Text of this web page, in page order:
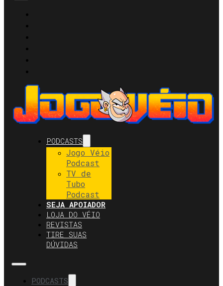
PODCASTS
Jogo Véio
Podcast
TV de
Tubo
Podcast
SEJA APOIADOR
LOJA DO VÉIO
REVISTAS
TIRE SUAS
DÚVIDAS
PODCASTS